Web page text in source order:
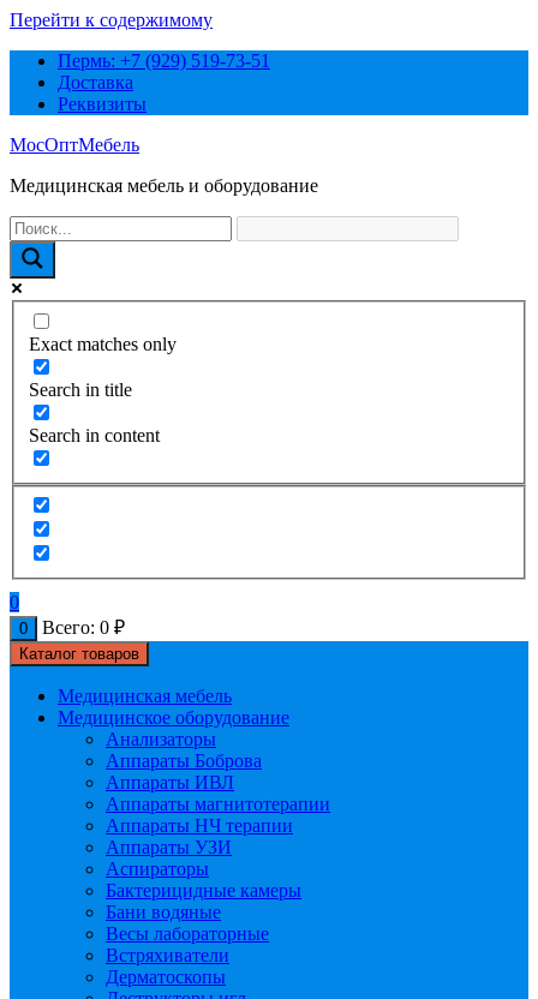
Перейти к содержимому
Пермь: +7 (929) 519-73-51
Доставка
Реквизиты
МосОптМебель
Медицинская мебель и оборудование
Exact matches only
Search in title
Search in content
0
0 Всего: 0 ₽
Каталог товаров
Медицинская мебель
Медицинское оборудование
Анализаторы
Аппараты Боброва
Аппараты ИВЛ
Аппараты магнитотерапии
Аппараты НЧ терапии
Аппараты УЗИ
Аспираторы
Бактерицидные камеры
Бани водяные
Весы лабораторные
Встряхиватели
Дерматоскопы